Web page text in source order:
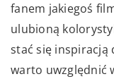
fanem jakiegoś
ulubioną
stać się inspiracją
warto uwzględnić